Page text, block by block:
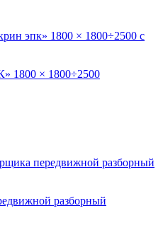
1800 × 1800÷2500
разборный